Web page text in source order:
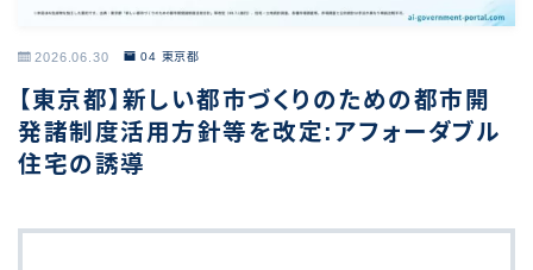
2026.06.30 04 東京都
【東京都】新しい都市づくりのための都市開
発諸制度活用方針等を改定:アフォーダブル
住宅の誘導